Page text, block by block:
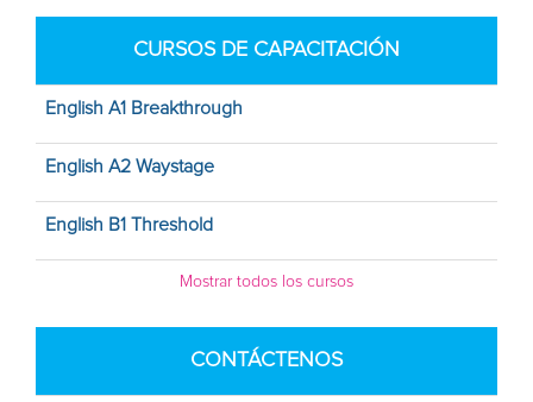
CURSOS DE CAPACITACIÓN
English A1 Breakthrough
English A2 Waystage
English B1 Threshold
Mostrar todos los cursos
CONTÁCTENOS